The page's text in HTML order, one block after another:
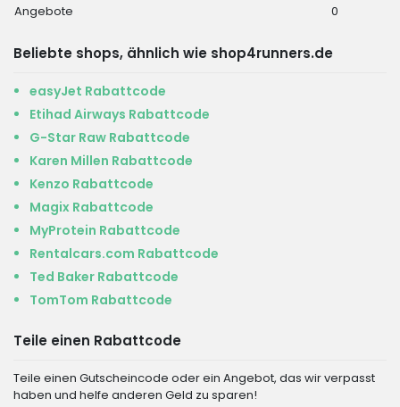
Angebote
0
Beliebte shops, ähnlich wie shop4runners.de
easyJet Rabattcode
Etihad Airways Rabattcode
G-Star Raw Rabattcode
Karen Millen Rabattcode
Kenzo Rabattcode
Magix Rabattcode
MyProtein Rabattcode
Rentalcars.com Rabattcode
Ted Baker Rabattcode
TomTom Rabattcode
Teile einen Rabattcode
Teile einen Gutscheincode oder ein Angebot, das wir verpasst
haben und helfe anderen Geld zu sparen!